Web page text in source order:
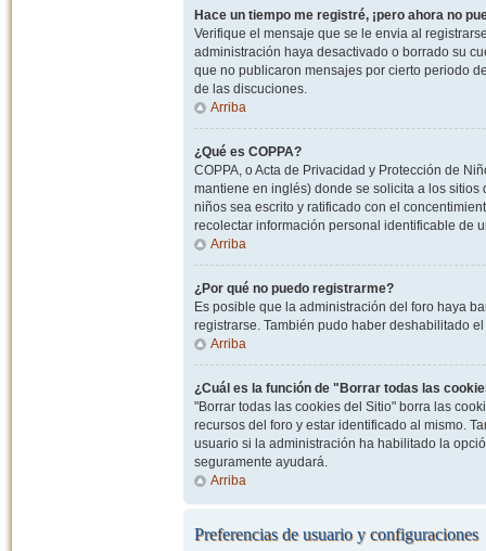
Hace un tiempo me registré, ¡pero ahora no
Verifique el mensaje que se le envia al
administración haya desactivado o borrado su
que no publicaron mensajes por cierto periodo
de las discuciones.
Arriba
¿Qué es COPPA?
COPPA, o Acta de Privacidad y Protección de
mantiene en inglés) donde se solicita a los
niños sea escrito y ratificado con el
recolectar información personal identificable de
Arriba
¿Por qué no puedo registrarme?
Es posible que la administración del foro haya
registrarse. También pudo haber deshabilitado
Arriba
¿Cuál es la función de "Borrar todas las
"Borrar todas las cookies del Sitio" borra las
recursos del foro y estar identificado al mismo.
usuario si la administración ha habilitado la
seguramente ayudará.
Arriba
Preferencias de usuario y configuraciones